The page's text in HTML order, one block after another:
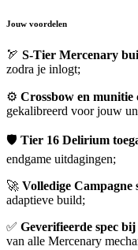
Jouw voordelen
🏹 S-Tier Mercenary
zodra je inlogt;
⚙️ Crossbow en munitie
gekalibreerd voor jouw
🛡️ Tier 16 Delirium
endgame uitdagingen;
🚀 Volledige Campagne
adaptieve build;
✅ Geverifieerde spec
van alle Mercenary